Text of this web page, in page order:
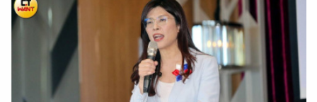
場。事件也引發社區強烈關注，當地里長趙瑞豐與多名志工
均表示不解，質疑機構管理疏失：深夜10點多，兩名孩童竟
能擅自外出，且大門疑似未妥善管制。更令人不滿的是，當
廟方與警方要求機構負責人及監護人到場做筆錄時，對方態
度消極，多次以「沒有發言權，要問社會局」回覆。警方指
出，10歲男童依規定已通知教育局，另一名已滿12歲男童